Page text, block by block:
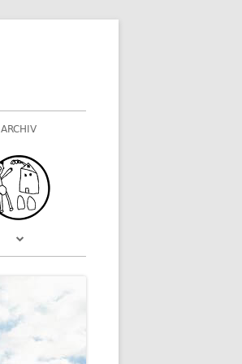
ARCHIV
WAS VOR EINIGER ZEIT WAR